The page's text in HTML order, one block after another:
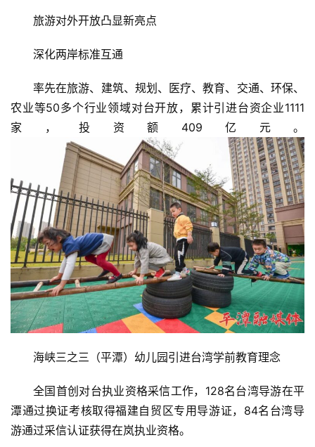
旅游对外开放凸显新亮点
深化两岸标准互通
率先在旅游、建筑、规划、医疗、教育、交通、环保、
农业等50多个行业领域对台开放，累计引进台资企业1111
家，投资额409亿元。
海峡三之三（平潭）幼儿园引进台湾学前教育理念
全国首创对台执业资格采信工作，128名台湾导游在平
潭通过换证考核取得福建自贸区专用导游证，84名台湾导
游通过采信认证获得在岚执业资格。